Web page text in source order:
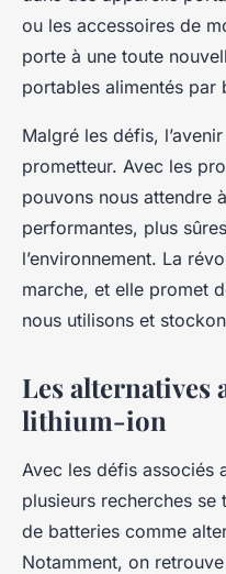
ou les accessoires de
porte à une toute
portables alimentés par
Malgré les défis,
prometteur. Avec les
pouvons nous attendre
performantes, plus
l’environnement. La
marche, et elle promet
nous utilisons et
Les alternatives
lithium-ion
Avec les défis associés
plusieurs recherches se
de batteries comme
Notamment, on